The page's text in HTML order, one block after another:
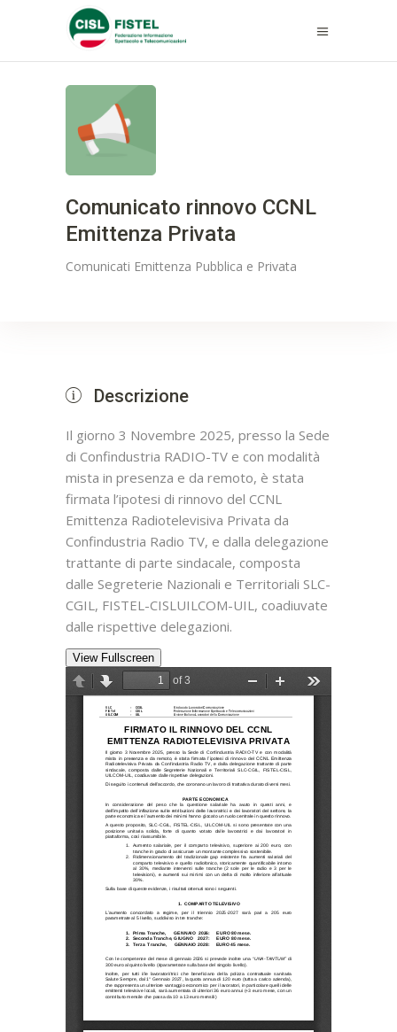
Comunicato rinnovo CCNL
Emittenza Privata
Comunicati Emittenza Pubblica e Privata
Descrizione
Il giorno 3 Novembre 2025, presso la Sede
di Confindustria RADIO-TV e con modalità
mista in presenza e da remoto, è stata
firmata l’ipotesi di rinnovo del CCNL
Emittenza Radiotelevisiva Privata da
Confindustria Radio TV, e dalla delegazione
trattante di parte sindacale, composta
dalle Segreterie Nazionali e Territoriali SLC-
CGIL, FISTEL-CISLUILCOM-UIL, coadiuvate
dalle rispettive delegazioni.
View Fullscreen